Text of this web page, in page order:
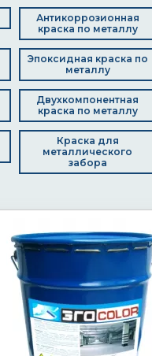
Антикоррозионная
краска по металлу
Эпоксидная краска по
металлу
Двухкомпонентная
краска по металлу
Краска для
металлического
забора